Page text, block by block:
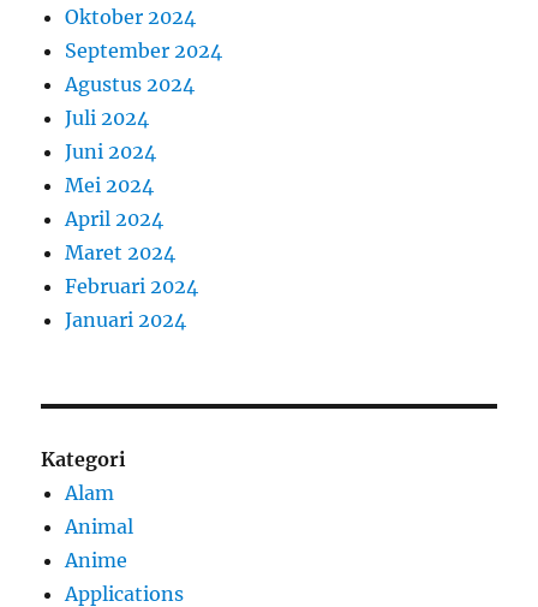
Oktober 2024
September 2024
Agustus 2024
Juli 2024
Juni 2024
Mei 2024
April 2024
Maret 2024
Februari 2024
Januari 2024
Kategori
Alam
Animal
Anime
Applications